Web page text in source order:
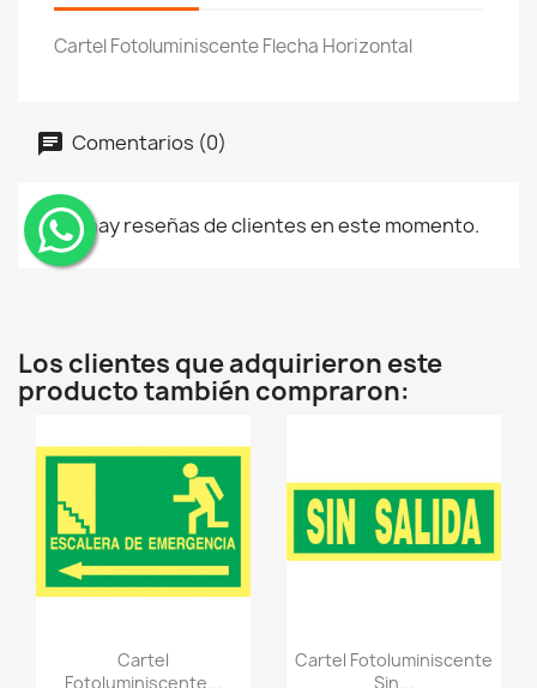
Cartel Fotoluminiscente Flecha Horizontal
Comentarios (0)
No hay reseñas de clientes en este momento.
Los clientes que adquirieron este
producto también compraron:
Vistazo rápido
Cartel
Fotoluminiscente...
visibilityVistazo rápido
Cartel Fotoluminiscente
Sin...
¨